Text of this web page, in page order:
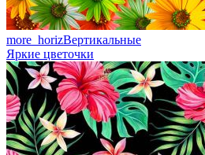
more_horizВертикальные
Яркие цветочки